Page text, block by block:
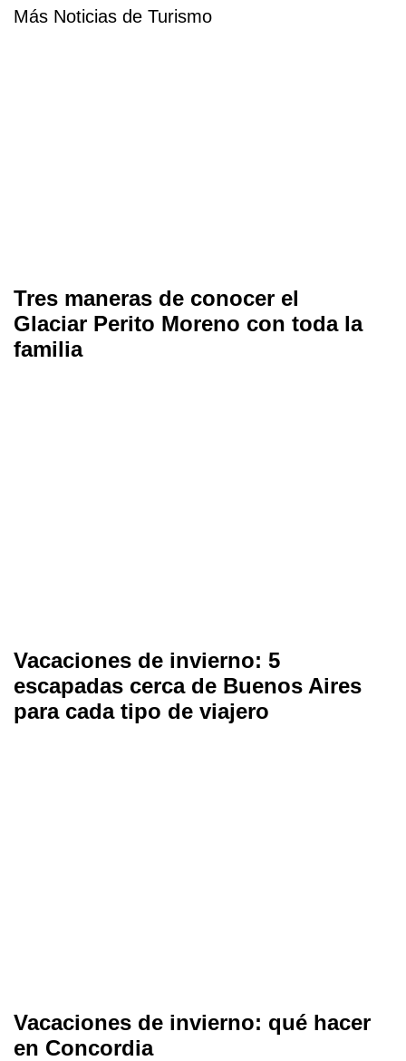
Más Noticias de Turismo
Tres maneras de conocer el
Glaciar Perito Moreno con toda la
familia
Vacaciones de invierno: 5
escapadas cerca de Buenos Aires
para cada tipo de viajero
Vacaciones de invierno: qué hacer
en Concordia